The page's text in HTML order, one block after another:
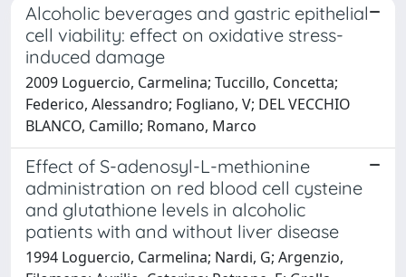
Alcoholic beverages and gastric epithelial
cell viability: effect on oxidative stress-
induced damage
2009 Loguercio, Carmelina; Tuccillo, Concetta;
Federico, Alessandro; Fogliano, V; DEL VECCHIO
BLANCO, Camillo; Romano, Marco
Effect of S-adenosyl-L-methionine
administration on red blood cell cysteine
and glutathione levels in alcoholic
patients with and without liver disease
1994 Loguercio, Carmelina; Nardi, G; Argenzio,